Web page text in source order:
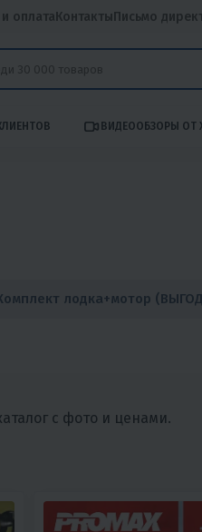
оплатаКонтактыПисьмо
ВИДЕООБЗОРЫ ОТ
лодка+мотор
с фото и ценами.